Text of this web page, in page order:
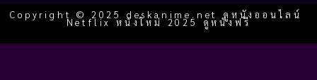
Copyright © 2025 deskanime.net ดูหนังออนไลน์
Netflix หนังใหม่ 2025 ดูหนังฟรี